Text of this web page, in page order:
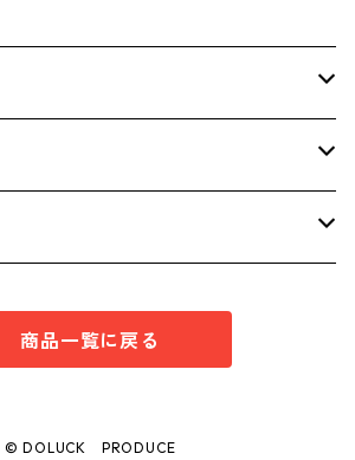
商品一覧に戻る
© DOLUCK PRODUCE